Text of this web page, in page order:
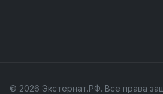
© 2026 Экстернат.РФ. Все права